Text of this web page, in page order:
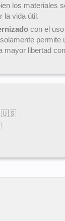
los materiales
la vida útil.
con el uso
permite
mayor libertad
🇺🇸